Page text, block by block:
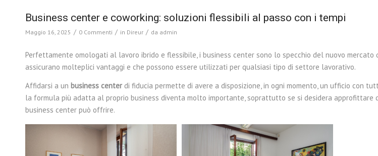
Business center e coworking: soluzioni flessibili al passo con i tempi
Maggio 16, 2025 / 0 Commenti / in Direur / da admin
Perfettamente omologati al lavoro ibrido e flessibile, i business center sono lo specchio del nuovo mercato
assicurano molteplici vantaggi e che possono essere utilizzati per qualsiasi tipo di settore lavorativo.
Affidarsi a un business center di fiducia permette di avere a disposizione, in ogni momento, un ufficio con
la formula più adatta al proprio business diventa molto importante, soprattutto se si desidera approfittare
business center può offrire.